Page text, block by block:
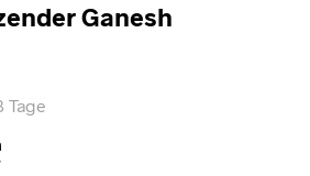
Ganesh
Tage